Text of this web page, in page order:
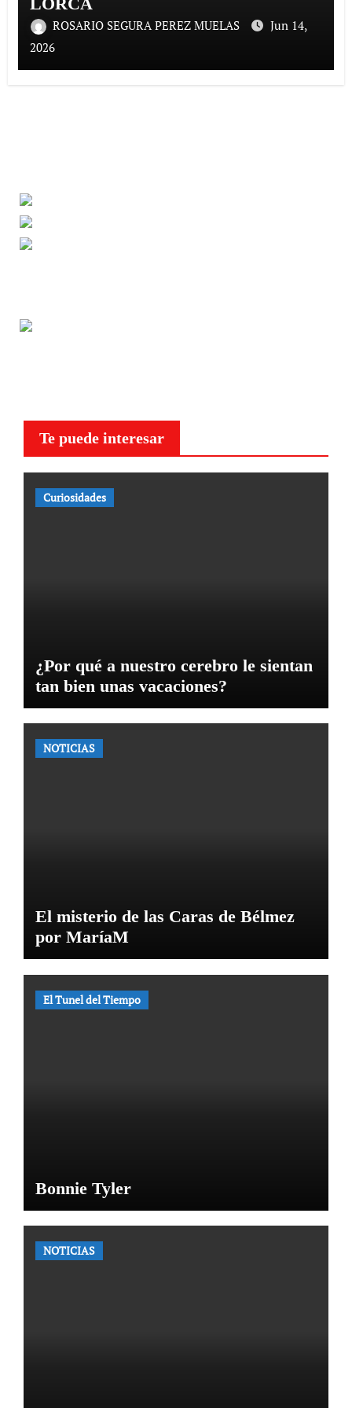
ROSARIO SEGURA PEREZ MUELAS
Jun 14,
2026
Te puede interesar
Curiosidades
¿Por qué a nuestro cerebro le sientan
tan bien unas vacaciones?
NOTICIAS
El misterio de las Caras de Bélmez
por MaríaM
El Tunel del Tiempo
Bonnie Tyler
NOTICIAS